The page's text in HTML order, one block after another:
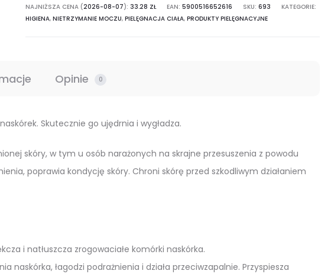
skóry
suchej
4%
500
NAJNIŻSZA CENA (2026-08-07): 33.28 ZŁ EAN: 5900516652616 SKU: 693
KATEGORIE:
HIGIENA, NIETRZYMANIE MOCZU, PIELĘGNACJA CIAŁA, PRODUKTY PIELĘGNACYJNE
Opinie 0
Skutecznie go ujędrnia i wygładza.
skóry, w tym u osób narażonych na skrajne przesuszenia z powodu
poprawia kondycję skóry. Chroni skórę przed szkodliwym działaniem
i natłuszcza zrogowaciałe komórki naskórka.
naskórka, łagodzi podrażnienia i działa przeciwzapalnie. Przyspiesza